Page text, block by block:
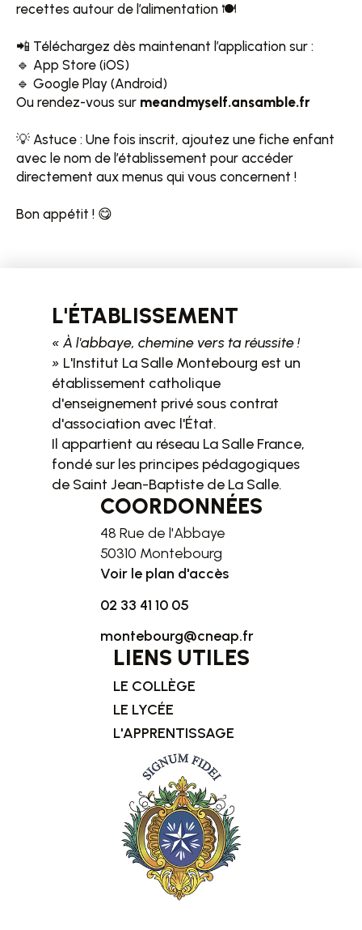
recettes autour de l’alimentation 🍽️
📲 Téléchargez dès maintenant l’application sur :
🔹 App Store (iOS)
🔹 Google Play (Android)
Ou rendez-vous sur meandmyself.ansamble.fr
💡 Astuce : Une fois inscrit, ajoutez une fiche enfant
avec le nom de l’établissement pour accéder
directement aux menus qui vous concernent !
Bon appétit ! 😋
L'ÉTABLISSEMENT
« À l'abbaye, chemine vers ta réussite !
» L'Institut La Salle Montebourg est un
établissement catholique
d'enseignement privé sous contrat
d'association avec l'État.
Il appartient au réseau La Salle France,
fondé sur les principes pédagogiques
de Saint Jean-Baptiste de La Salle.
COORDONNÉES
48 Rue de l'Abbaye
50310 Montebourg
Voir le plan d'accès
02 33 41 10 05
montebourg@cneap.fr
LIENS UTILES
LE COLLÈGE
LE LYCÉE
L'APPRENTISSAGE